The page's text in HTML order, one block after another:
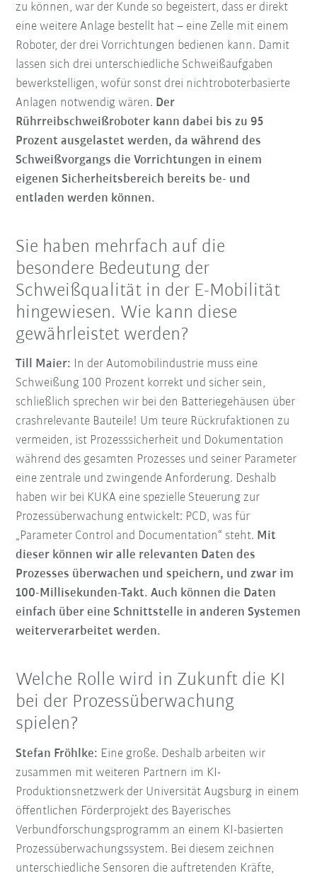
zu können, war der Kunde so begeistert, dass er direkt
eine weitere Anlage bestellt hat – eine Zelle mit einem
Roboter, der drei Vorrichtungen bedienen kann. Damit
lassen sich drei unterschiedliche Schweißaufgaben
bewerkstelligen, wofür sonst drei nichtroboterbasierte
Anlagen notwendig wären. Der
Rührreibschweißroboter kann dabei bis zu 95
Prozent ausgelastet werden, da während des
Schweißvorgangs die Vorrichtungen in einem
eigenen Sicherheitsbereich bereits be- und
entladen werden können.
Sie haben mehrfach auf die
besondere Bedeutung der
Schweißqualität in der E-Mobilität
hingewiesen. Wie kann diese
gewährleistet werden?
Till Maier: In der Automobilindustrie muss eine
Schweißung 100 Prozent korrekt und sicher sein,
schließlich sprechen wir bei den Batteriegehäusen über
crashrelevante Bauteile! Um teure Rückrufaktionen zu
vermeiden, ist Prozesssicherheit und Dokumentation
während des gesamten Prozesses und seiner Parameter
eine zentrale und zwingende Anforderung. Deshalb
haben wir bei KUKA eine spezielle Steuerung zur
Prozessüberwachung entwickelt: PCD, was für
„Parameter Control and Documentation“ steht. Mit
dieser können wir alle relevanten Daten des
Prozesses überwachen und speichern, und zwar im
100-Millisekunden-Takt. Auch können die Daten
einfach über eine Schnittstelle in anderen Systemen
weiterverarbeitet werden.
Welche Rolle wird in Zukunft die KI
bei der Prozessüberwachung
spielen?
Stefan Fröhlke: Eine große. Deshalb arbeiten wir
zusammen mit weiteren Partnern im KI-
Produktionsnetzwerk der Universität Augsburg in einem
öffentlichen Förderprojekt des Bayerisches
Verbundforschungsprogramm an einem KI-basierten
Prozessüberwachungssystem. Bei diesem zeichnen
unterschiedliche Sensoren die auftretenden Kräfte,